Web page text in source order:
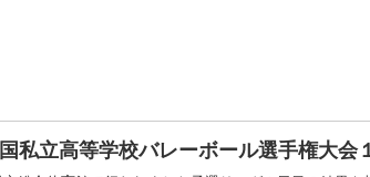
私立高等学校バレーボール選手権大会